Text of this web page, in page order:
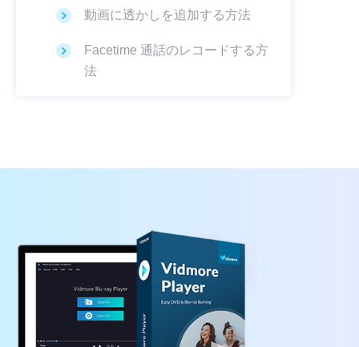
動画に透かしを追加する方法
Facetime 通話のレコードする方
法